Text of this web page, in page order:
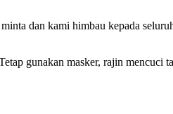
dan kami himbau kepada
gunakan masker, rajin mencuci